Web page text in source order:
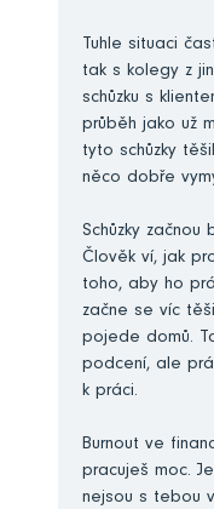
Tuhle situaci
tak s kolegy z
schůzku s
průběh jako už
tyto schůzky
něco dobře
Schůzky
Člověk ví, jak
toho, aby ho
začne se víc
pojede domů.
podcení, ale
k práci.
Burnout ve
pracuješ moc.
nejsou s tebou